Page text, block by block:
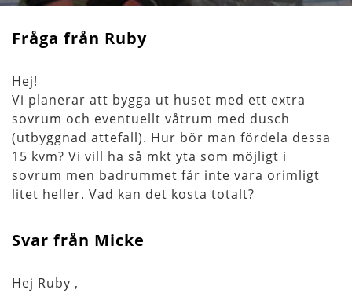
Fråga från Ruby
Hej!
Vi planerar att bygga ut huset med ett extra
sovrum och eventuellt våtrum med dusch
(utbyggnad attefall). Hur bör man fördela dessa
15 kvm? Vi vill ha så mkt yta som möjligt i
sovrum men badrummet får inte vara orimligt
litet heller. Vad kan det kosta totalt?
Svar från Micke
Hej Ruby ,